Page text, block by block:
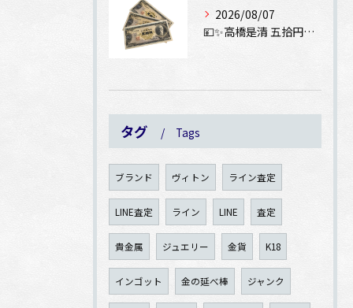
2026/08/07
💴✨高橋是清 五拾円紙幣をお買取りさせていただきました✨💴
タグ Tags
ブランド ヴィトン ライン査定
LINE査定 ライン LINE 査定
貴金属 ジュエリー 金貨 K18
インゴット 金の延べ棒 ジャンク